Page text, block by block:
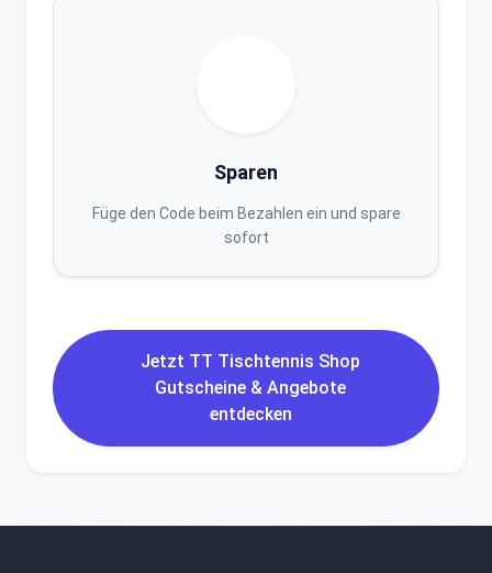
Sparen
Füge den Code beim Bezahlen ein und spare
sofort
Jetzt TT Tischtennis Shop
Gutscheine & Angebote
entdecken